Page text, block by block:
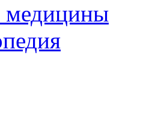
медицины